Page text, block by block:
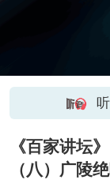
《百家讲坛
（八）广陵